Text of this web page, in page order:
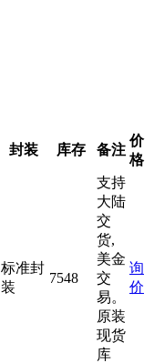
封装 库存 备注
价
格
标准封
装
7548
支持
大陆
交
货,
美金
交
易。
原装
现货
库
询
价